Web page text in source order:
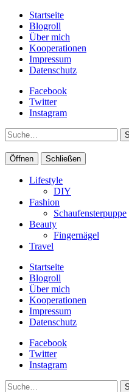
Startseite
Blogroll
Über mich
Kooperationen
Impressum
Datenschutz
Facebook
Twitter
Instagram
Suche
Öffnen Schließen
Lifestyle
DIY
Fashion
Schaufensterpuppe
Beauty
Fingernägel
Travel
Startseite
Blogroll
Über mich
Kooperationen
Impressum
Datenschutz
Facebook
Twitter
Instagram
Suche